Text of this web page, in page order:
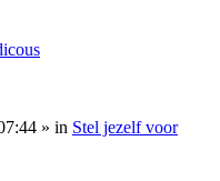
» in Stel jezelf voor